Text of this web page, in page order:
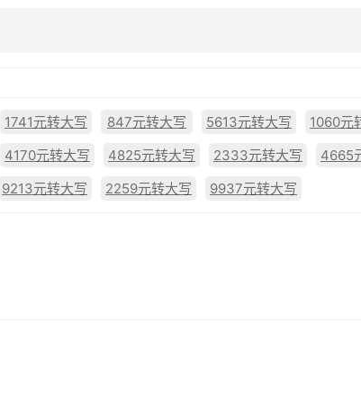
1741元转大写 847元转大写 5613元转大写
1060元
4170元转大写 4825元转大写 2333元转大写
4665
9213元转大写 2259元转大写 9937元转大写